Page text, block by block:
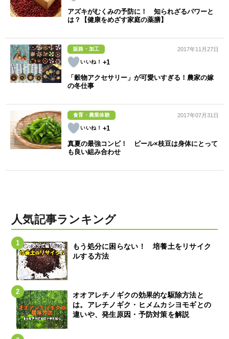
アズキがむくみの予防に！ 知られざるパワーと
は？【健康をめざす家庭の薬膳】
販路・加工
+1
2017年11月27日
「穀物アクセサリー」が可愛いすぎる！農家の嫁
の冬仕事
食育・農業体験
+1
2017年07月31日
真夏の最強コンビ！ ビール×枝豆は身体にとって
も良い組み合わせ
人気記事ランキング
もう処分に困らない！ 培養土をリサイク
ルする方法
オオアレチノギクの効果的な駆除方法と
は。アレチノギク・ヒメムカシヨモギとの
違いや、発生原因・予防対策を解説